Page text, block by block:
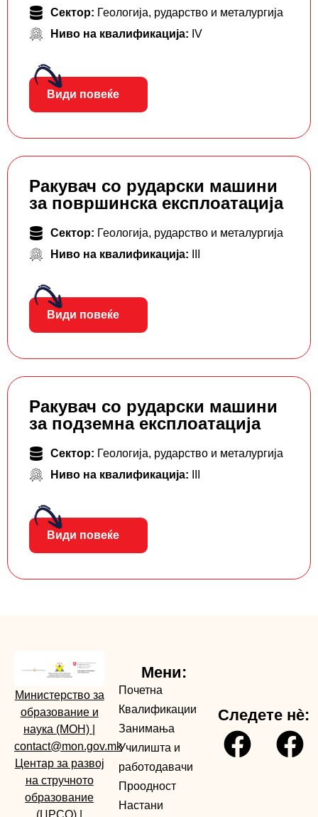
Сектор: Геологија, рударство и металургија
Ниво на квалификација: IV
Види повеќе
Ракувач со рударски машини
за површинска експлоатација
Сектор: Геологија, рударство и металургија
Ниво на квалификација:
Види повеќе
Ракувач со рударски машини
за подземна експлоатација
Сектор: Геологија, рударство и металургија
Ниво на квалификација:
Види повеќе
Министерство за
образование и
наука (МОН)
contact@mon.gov.mk
Центар за развој
на стручното
образование
Мени:
Почетна
Квалификации
Занимања
Училишта и
работодавачи
Проодност
Настани
Следете нè: